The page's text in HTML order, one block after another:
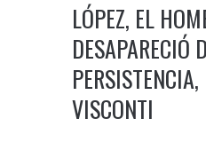
LÓPEZ, EL
DESAPARECIÓ
VISCONTI